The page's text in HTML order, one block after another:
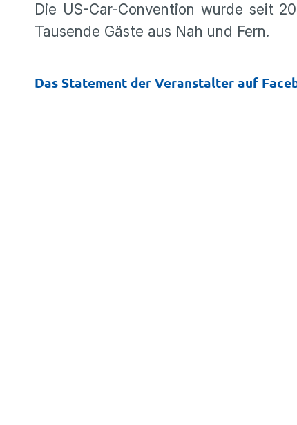
Die US-Car-Convention wurde seit
Tausende Gäste aus Nah und Fern.
Das Statement der Veranstalter auf